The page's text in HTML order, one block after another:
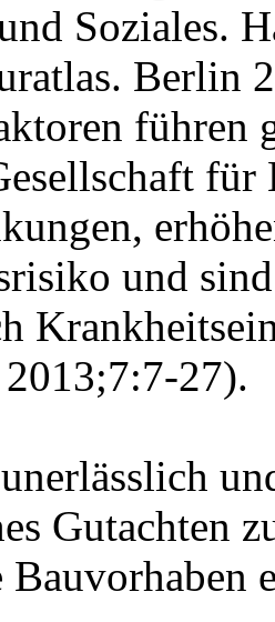
Soziales.
Berlin
führen
und
27).
Gutachten
Bauvorhaben